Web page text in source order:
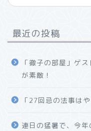
最近の投稿
「徹子の部屋」ゲ
が素敵！
「27回忌の法事は
連日の猛暑で、今